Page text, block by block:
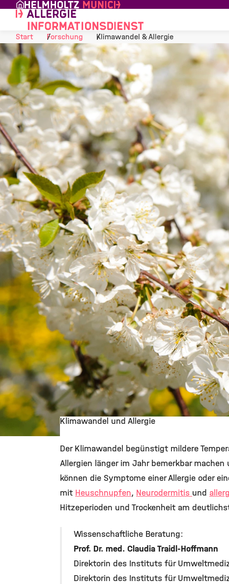
Skip to Content
Start
Forschung Klimawandel & Allergie
Klimawandel und Allergie
Der Klimawandel begünstigt mildere
Allergien länger im Jahr bemerkbar
können die Symptome einer Allergie oder
mit Heuschnupfen, Neurodermitis und
Hitzeperioden und Trockenheit am
Wissenschaftliche Beratung:
Prof. Dr. med. Claudia Traidl-Hoffmann
Direktorin des Instituts für
Direktorin des Instituts für